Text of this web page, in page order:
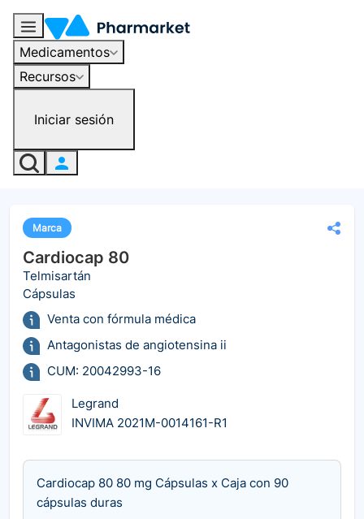
Medicamentos
Recursos
Iniciar sesión
Marca
Cardiocap 80
Telmisartán
Cápsulas
Venta con fórmula médica
Antagonistas de angiotensina ii
CUM: 20042993-16
Legrand
INVIMA 2021M-0014161-R1
Cardiocap 80 80 mg Cápsulas x Caja con 90
cápsulas duras